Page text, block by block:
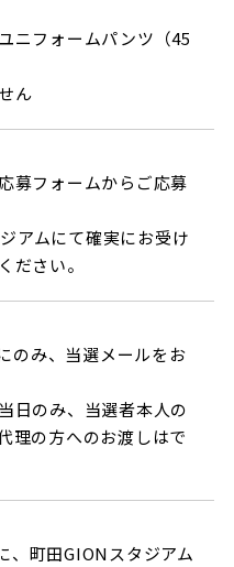
ニフォームパンツ（45
ん
募フォームからご応募
アムにて確実にお受け
ださい。
のみ、当選メールをお
日のみ、当選者本人の
理の方へのお渡しはで
、町田GIONスタジアム